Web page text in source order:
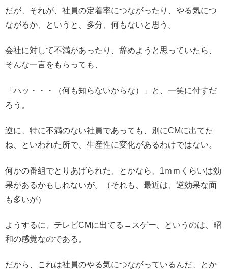
だが、それが、社員の定着率につながったり、やる気につ
ながるか、というと、多分、何もないと思う。
会社に対して不満があったり、辞めようと思っていたら、
そんな一言をもらっても、
「ハッ・・・（何も知らないからな）」と、一笑に付すだ
ろう。
逆に、特に不満のない社員であっても、別にCMに出てた
ね、といわれた所で、生産性に変化があるわけではない。
何かの番組でとりあげられた、とかなら、1ｍｍくらいは効
果があるかもしれないが。（それも、最近は、逆効果な面
も多いが）
ようするに、テレビCMに出てる→スゲー、というのは、昭
和の感覚なのである。
だから、これは社員のやる気につながっているんだ、とか